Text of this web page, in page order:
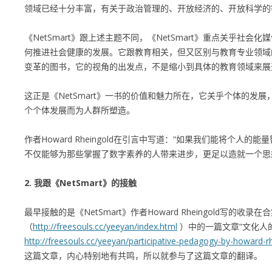
领域已经十分丰富，有关于政治管理的、开放经济的、开放科学
《NetSmart》跟上述主题不同，《NetSmart》重点关乎社会化
何推进社会健康的发展。它跟教育相关，但又区别与教育专业领
变革的图书，它的视角的出发点，不是缩小到具体的教育领域来
这正是《NetSmart》一书的价值和魅力所在，它关乎个体的发展
个个体发展而为人群所塑造。
作者Howard Rheingold在引言中写道：“如果我们能将个人的能
不仅能够为那些掌握了数字素养的人带来进步，更足以造就一个
2. 我跟《NetSmart》的接触
最早接触的是《NetSmart》作者Howard Rheingold写的收录在
（http://freesouls.cc/yeeyan/index.html ）中的一篇文章“文化人
http://freesouls.cc/yeeyan/participative-pedagogy-by-howard-
这篇文章，内心特别地有共鸣，所以就参与了这篇文章的翻译。